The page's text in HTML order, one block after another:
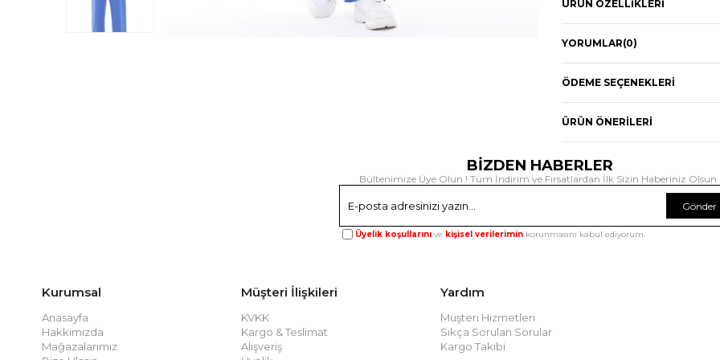
ÜRÜN ÖZELLIKLERI
YORUMLAR(0)
ÖDEME SEÇENEKLERI
ÜRÜN ÖNERILERI
BİZDEN HABERLER
Bültenimize Üye Olun ! Tüm İndirim ve Fırsatlardan İlk Sizin Haberiniz Olsun
Gönder
Üyelik koşullarını ve kişisel verilerimin korunmasını kabul ediyorum.
Kurumsal
Anasayfa
Hakkımızda
Mağazalarımız
Müşteri İlişkileri
KVKK
Kargo & Teslimat
Alışveriş
Yardım
Müşteri Hizmetleri
Sıkça Sorulan Sorular
Kargo Takibi